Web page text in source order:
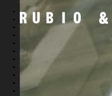
filtros
TIPO DE PROYECTO
SECTOR
campañas
editorial
espacios
fotografía
gráfica
identidad
ilustración